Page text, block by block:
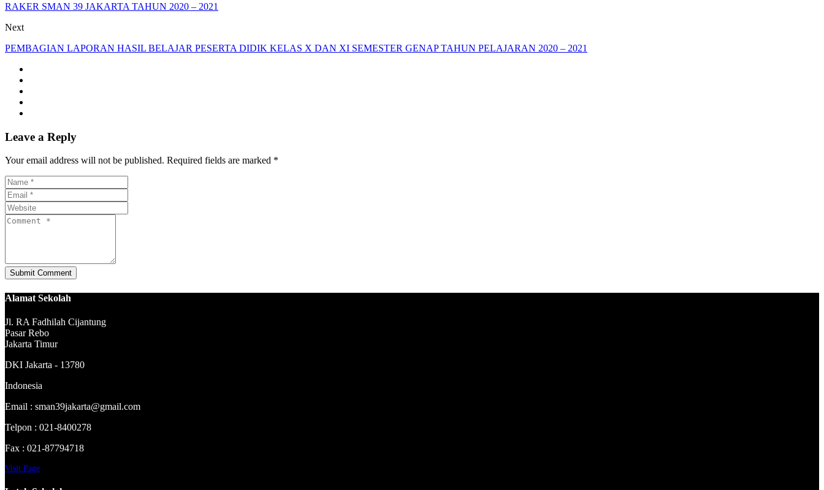
RAKER SMAN 39 JAKARTA TAHUN 2020 – 2021
Next
PEMBAGIAN LAPORAN HASIL BELAJAR PESERTA DIDIK KELAS X DAN XI SEMESTER GENAP TAHUN PELAJARAN 2020 – 2021
Leave a Reply
Your email address will not be published. Required fields are marked *
Alamat Sekolah
Jl. RA Fadhilah Cijantung
Pasar Rebo
Jakarta Timur
DKI Jakarta - 13780
Indonesia
Email : sman39jakarta@gmail.com
Telpon : 021-8400278
Fax : 021-87794718
Visit Page